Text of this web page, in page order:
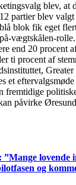
blev, at
partier blev
blok fik eget
vægtskålen-
end 20 procent
ti procent af
et
fremtidige
påvirke
lovende
og